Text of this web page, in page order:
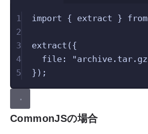
1 import { extract } from
2
3
extract ({
4
file : "archive.tar.gz
5
});
CommonJSの場合